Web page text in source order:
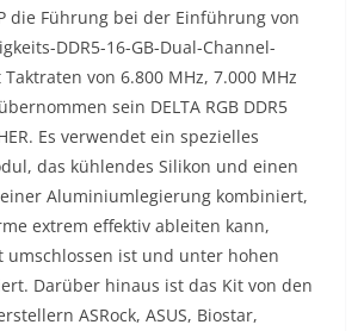
die Führung bei der Einführung von
DDR5-16-GB-Dual-Channel-
von 6.800 MHz, 7.000 MHz
sein DELTA RGB DDR5
Es verwendet ein spezielles
das kühlendes Silikon und einen
Aluminiumlegierung kombiniert,
extrem effektiv ableiten kann,
umschlossen ist und unter hohen
Darüber hinaus ist das Kit von den
ASRock, ASUS, Biostar,